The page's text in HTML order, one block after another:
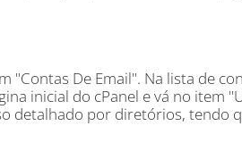
"Contas De Email". Na lista de
inicial do cPanel e vá no item
detalhado por diretórios, tendo